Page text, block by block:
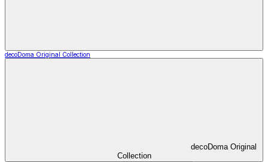
decoDoma Original Collection
decoDoma Original
Collection